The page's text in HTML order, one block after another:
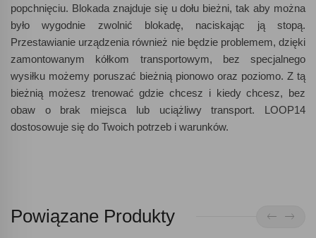
popchnięciu. Blokada znajduje się u dołu bieżni, tak aby można
było wygodnie zwolnić blokadę, naciskając ją stopą.
Przestawianie urządzenia również nie będzie problemem, dzięki
zamontowanym kółkom transportowym, bez specjalnego
wysiłku możemy poruszać bieżnią pionowo oraz poziomo. Z tą
bieżnią możesz trenować gdzie chcesz i kiedy chcesz, bez
obaw o brak miejsca lub uciążliwy transport. LOOP14
dostosowuje się do Twoich potrzeb i warunków.
Powiązane Produkty